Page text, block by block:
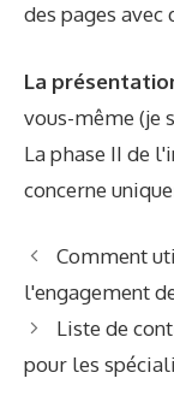
des pages avec
La
vous-même (je
La phase II de
concerne
Comment
l'engagement
Liste de
pour les